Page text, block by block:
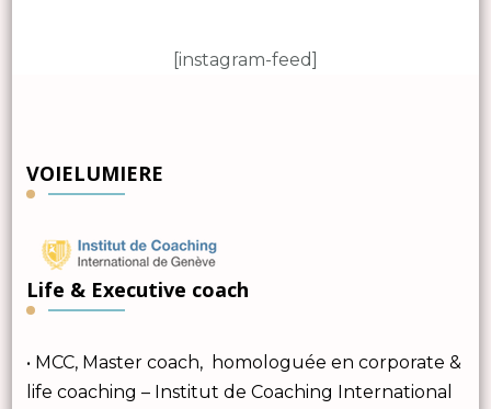
[instagram-feed]
VOIELUMIERE
Life & Executive coach
• MCC, Master coach, homologuée en corporate &
life coaching – Institut de Coaching International